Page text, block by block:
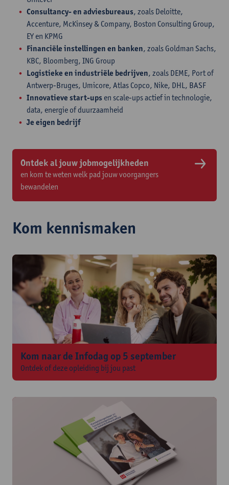
Consultancy- en adviesbureaus, zoals Deloitte,
Accenture, McKinsey & Company, Boston Consulting Group,
EY en KPMG
Financiële instellingen en banken, zoals Goldman Sachs,
KBC, Bloomberg, ING Group
Logistieke en industriële bedrijven, zoals DEME, Port of
Antwerp-Bruges, Umicore, Atlas Copco, Nike, DHL, BASF
Innovatieve start-ups en scale-ups actief in technologie,
data, energie of duurzaamheid
Je eigen bedrijf
Ontdek al jouw jobmogelijkheden
en kom te weten welk pad jouw voorgangers
bewandelen
Kom kennismaken
Kom naar de Infodag op 5 september
Ontdek of deze opleiding bij jou past